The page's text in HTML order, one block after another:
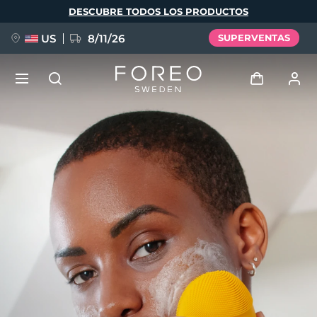
DESCUBRE TODOS LOS PRODUCTOS
US 8/11/26 SUPERVENTAS
Iniciar sesión
Perfil de usuario
Mis dispositivos
Mis pedidos
Mis direcciones
Mis suscripciones
NUEVO
FAQ™ Pure Beauty-Tech Elixir
BREAKING NEWS
issa™ Teeth Whitening Set
Idioma
English Deutsch
Español
Français
Italiano
Português
Svenska
Русский
Türkçe
简体中文 繁體中文